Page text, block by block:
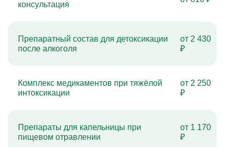
консультация
Препаратный состав для детоксикации
после алкоголя
от 2 430
₽
Комплекс медикаментов при тяжёлой
интоксикации
от 2 250
₽
Препараты для капельницы при
пищевом отравлении
от 1 170
₽